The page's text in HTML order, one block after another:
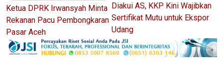
Ketua DPRK Irwansyah Minta
Rekanan Pacu Pembongkaran
Pasar Aceh
Diakui AS, KKP Kini Wajibkan
Sertifikat Mutu untuk Ekspor
Udang